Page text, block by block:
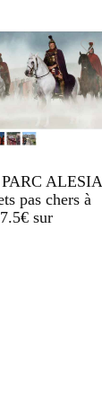
ALESIA
pas chers à
sur